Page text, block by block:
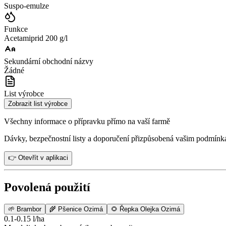
Suspo-emulze
Funkce
Acetamiprid 200 g/l
Sekundární obchodní názvy
Žádné
List výrobce
Zobrazit list výrobce
Všechny informace o přípravku přímo na vaší farmě
Dávky, bezpečnostní listy a doporučení přizpůsobená vašim
👉 Otevřít v aplikaci
Povolená použití
🌱 Brambor 🌾 Pšenice Ozimá 🌻 Řepka Olejka Ozimá
0.1-0.15 l/ha